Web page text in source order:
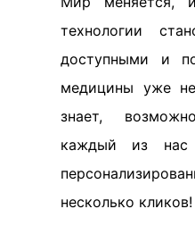
технологии
доступными и
медицины уже
знает,
каждый из нас
несколько